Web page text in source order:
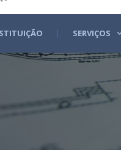
SERVIÇOS